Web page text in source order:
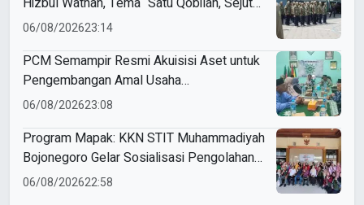
Cerita” Curi Perhatian
06/08/202623:14
PCM Semampir Resmi Akuisisi Aset untuk
Pengembangan Amal Usaha
Muhammadiyah
06/08/202623:08
Program Mapak: KKN STIT Muhammadiyah
Bojonegoro Gelar Sosialisasi Pengolahan
Sampah
06/08/202622:58